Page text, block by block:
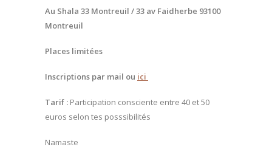
Au Shala 33 Montreuil / 33 av Faidherbe 93100
Montreuil
Places limitées
Inscriptions par mail ou ici
Tarif : Participation consciente entre 40 et 50
euros selon tes posssibilités
Namaste